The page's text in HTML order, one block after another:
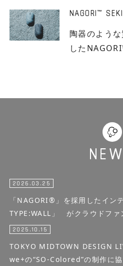
NAGORI™
陶器のよう
した
2026.03.25
「NAGORI®」を採用したイン
TYPE:WALL」 がクラウドファ
2025.10.15
TOKYO MIDTOWN DESIGN
we+の“SO-Colored”の制作に協